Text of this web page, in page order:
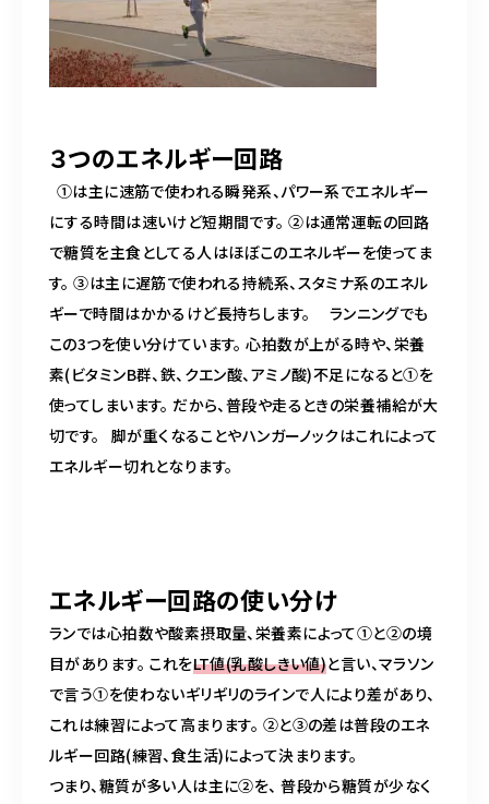
３つのエネルギー回路
①は主に速筋で使われる瞬発系、パワー系でエネルギー
にする時間は速いけど短期間です。②は通常運転の回路
で糖質を主食としてる人はほぼこのエネルギーを使ってま
す。③は主に遅筋で使われる持続系、スタミナ系のエネル
ギーで時間はかかるけど長持ちします。
ランニングでも
この3つを使い分けています。心拍数が上がる時や、栄養
素(ビタミンB群、鉄、クエン酸、アミノ酸)不足になると①を
使ってしまいます。 だから、普段や走るときの栄養補給が大
切です。
脚が重くなることやハンガーノックはこれによって
エネルギー切れとなります。
エネルギー回路の使い分け
ランでは心拍数や酸素摂取量、栄養素によって①と②の境
目があります。 これをLT値(乳酸しきい値)と言い、マラソン
で言う①を使わないギリギリのラインで人により差があり、
これは練習によって高まります。 ②と③の差は普段のエネ
ルギー回路(練習、食生活)によって決まります。
つまり、糖質が多い人は主に②を、 普段から糖質が少なく